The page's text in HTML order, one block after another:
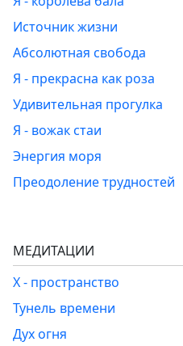
Источник жизни
Абсолютная свобода
Я - прекрасна как роза
Удивительная прогулка
Я - вожак стаи
Энергия моря
Преодоление трудностей
МЕДИТАЦИИ
Х - пространство
Тунель времени
Дух огня